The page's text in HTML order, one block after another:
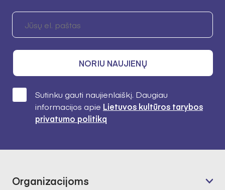
NORIU NAUJIENŲ
Sutinku gauti naujienlaiškį. Daugiau
informacijos apie Lietuvos kultūros tarybos
privatumo politiką
Organizacijoms